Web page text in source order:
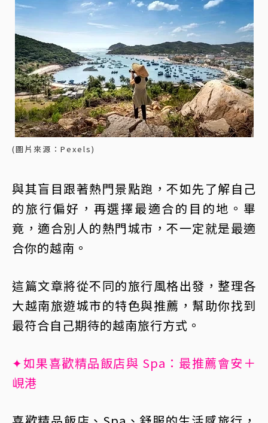
(圖片來源：Pexels)
與其盲目跟著熱門景點跑，不如先了解自己
的旅行偏好，再選擇最適合的目的地。畢
竟，適合別人的熱門城市，不一定就是最適
合你的越南。
這篇文章將從不同的旅行風格出發，整理各
大越南旅遊城市的特色與推薦，幫助你找到
最符合自己期待的越南旅行方式。
✦如果喜歡精品飯店與 Spa：最推薦會安＋
峴港